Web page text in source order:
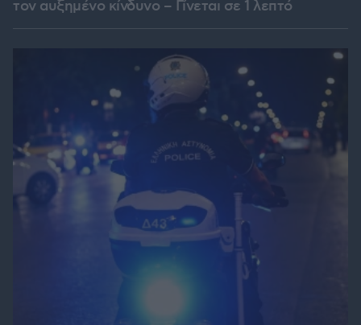
τον αυξημένο κίνδυνο – Γίνεται σε 1 λεπτό